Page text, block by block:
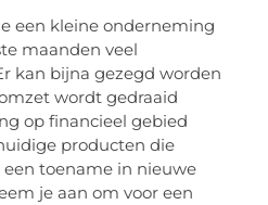
een kleine onderneming
maanden veel
kan bijna gezegd worden
wordt gedraaid
op financieel gebied
producten die
toename in nieuwe
je aan om voor een